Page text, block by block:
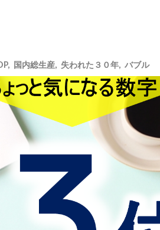
, 国内総生産, 失われた３０年, バブル